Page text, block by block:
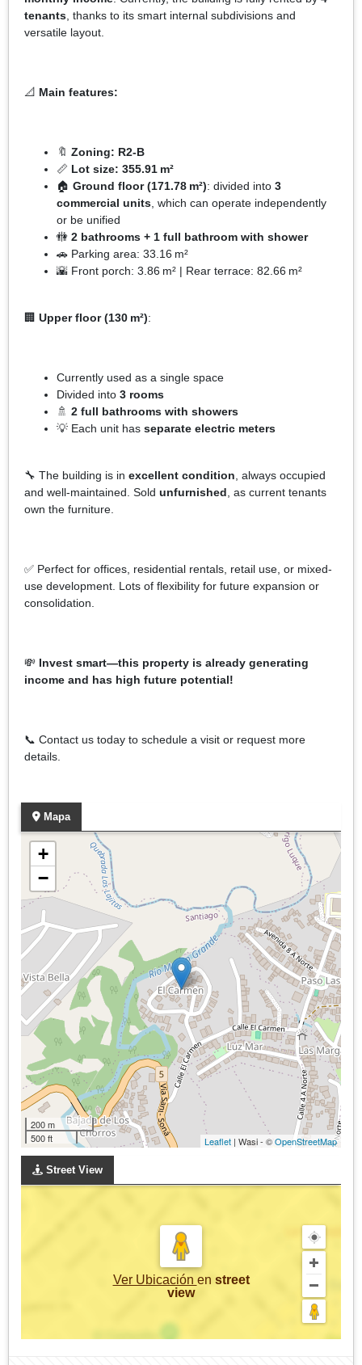
tenants , thanks to its smart internal subdivisions and
versatile layout.
📐 Main features:
🔖 Zoning: R2-B
📏 Lot size: 355.91 m²
🏠 Ground floor (171.78 m²): divided into 3
commercial units , which can operate independently
or be unified
🚻 2 bathrooms + 1 full bathroom with shower
🚗 Parking area: 33.16 m²
🌇 Front porch: 3.86 m² | Rear terrace: 82.66 m²
🏢 Upper floor (130 m²):
Currently used as a single space
Divided into 3 rooms
🚿 2 full bathrooms with showers
💡 Each unit has separate electric meters
🔧 The building is in excellent condition , always occupied
and well-maintained. Sold unfurnished , as current tenants
own the furniture.
✅ Perfect for offices, residential rentals, retail use, or mixed-
use development. Lots of flexibility for future expansion or
consolidation.
💸 Invest smart—this property is already generating
income and has high future potential!
📞 Contact us today to schedule a visit or request more
details.
Mapa
+
−
200 m
500 ft
Leaflet | Wasi - ©OpenStreetMap
Street View
Ver Ubicación en street
view